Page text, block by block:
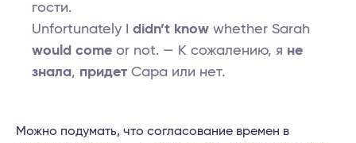
гости.
Unfortunately I didn’t know whether Sarah
would come or not. — К сожалению, я не
знала, придет Сара или нет.
Можно подумать, что согласование времен в